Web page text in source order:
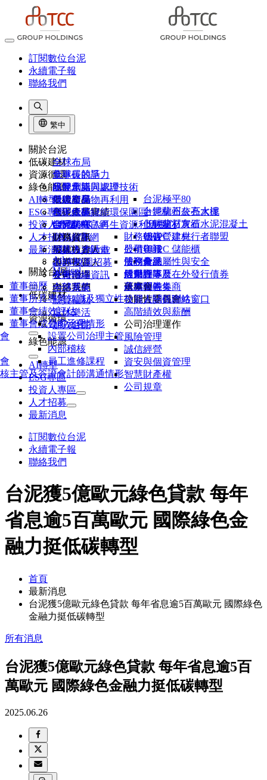
訂閱數位台泥
永續電子報
聯絡我們
繁中
關於台泥
全球布局
董事長的話
品牌承諾
組織架構
台泥大事紀
台泥榮耀
1101故事
供應商專區
客戶專區
各廠聯絡資訊
內部系統
低碳建材
全球碳競爭力
研發創新與認證
低碳產品
台泥極平80
卜特蘭石灰石水泥
卜特蘭石灰石水泥混凝土
UHPC 建材
UHPC 儲能櫃
產品屬性與安全
低碳產品實績
台泥杭州公亮大樓
低碳建材實績
低碳營建先行者聯盟
CIMPOR官網
OYAK官網
資源循環
水泥窯協同處理技術
營建廢棄物再利用
和平低碳綠能環保園區
台泥DAKA再生資源利用中心
綠色能源
綠能布局
台泥綠能
能元超商
台泥儲能
NHOA Energy
Atlante
Molicel
AI轉型
ESG專區
投資人專區
財務資訊
財務報告
公司年報
法說會
活動行事曆
股權投資人
股價資訊
股利分派
股東會
研究報告券商
公開資訊觀測站
債券投資人
債務彙總
信用評等及在外發行債券
永續金融
公司治理
經營團隊
董事會
董事簡歷
董事所具專業知識及獨立性
董事會績效評估
董事會成員多元化
功能性委員會
主管及簽證會計師溝通情形
高階績效與薪酬
公司治理運作
公司治理情形
設置公司治理主管
內部稽核
員工進修課程
風險管理
誠信經營
資安與個資管理
智慧財產權
公司規章
聯絡我們
基本問答集
投資人關係聯絡窗口
人才招募
尼莫人才計畫
2026 校園招募
友善職場
全球菁英
薪資福利
退休樂活
加入台泥
最新消息
關於台泥
低碳建材
資源循環
綠色能源
AI轉型
ESG專區
投資人專區
人才招募
最新消息
訂閱數位台泥
永續電子報
聯絡我們
台泥獲5億歐元綠色貸款 每年
省息逾5百萬歐元 國際綠色金
融力挺低碳轉型
首頁
最新消息
台泥獲5億歐元綠色貸款 每年省息逾5百萬歐元 國際綠色
金融力挺低碳轉型
所有消息
台泥獲5億歐元綠色貸款 每年省息逾5百
萬歐元 國際綠色金融力挺低碳轉型
2025.06.26